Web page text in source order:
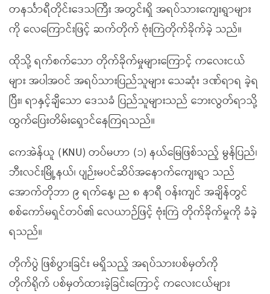
တနင်္သာရီတိုင်းဒေသကြီး အတွင်းရှိ အရပ်သားကျေးရွာများ
ကို လေကြောင်းဖြင့် ဆက်တိုက် ဗုံးကြဲတိုက်ခိုက်ခဲ့ သည်။
ထိုသို့ ရက်စက်သော တိုက်ခိုက်မှုများကြောင့် ကလေးငယ်
များ အပါအဝင် အရပ်သားပြည်သူများ သေဆုံး ဒဏ်ရာရ ခဲ့ရ
ပြီး၊ ရာနှင့်ချီသော ဒေသခံ ပြည်သူများသည် ဘေးလွတ်ရာသို့
ထွက်ပြေးတိမ်းရှောင်နေကြရသည်။
ကေအဲန်ယူ (KNU) တပ်မဟာ (၁) နယ်မြေဖြစ်သည့် မွန်ပြည်၊
ဘီးလင်းမြို့နယ်၊ ပျဉ်းမပင်ဆိပ်အနောက်ကျေးရွာ သည်
အောက်တိုဘာ ၉ ရက်နေ့၊ ည ၈ နာရီ ဝန်းကျင် အချိန်တွင်
စစ်ကော်မရှင်တပ်၏ လေယာဉ်ဖြင့် ဗုံးကြဲ တိုက်ခိုက်မှုကို ခံခဲ့
ရသည်။
တိုက်ပွဲ ဖြစ်ပွားခြင်း မရှိသည့် အရပ်သားပစ်မှတ်ကို
တိုက်ရိုက် ပစ်မှတ်ထားခဲ့ခြင်းကြောင့် ကလေးငယ်များ